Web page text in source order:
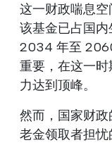
这一财政喘息空
该基金已占国内
2034 年至
重要，在这一
力达到顶峰。
然而，国家财
老金领取者担忧